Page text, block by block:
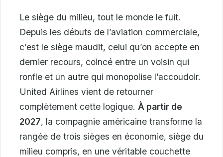
Le siège du milieu, tout le monde le fuit.
Depuis les débuts de l’aviation commerciale,
c’est le siège maudit, celui qu’on accepte en
dernier recours, coincé entre un voisin qui
ronfle et un autre qui monopolise l’accoudoir.
United Airlines vient de retourner
complètement cette logique. À partir de
2027, la compagnie américaine transforme la
rangée de trois sièges en économie, siège du
milieu compris, en une véritable couchette